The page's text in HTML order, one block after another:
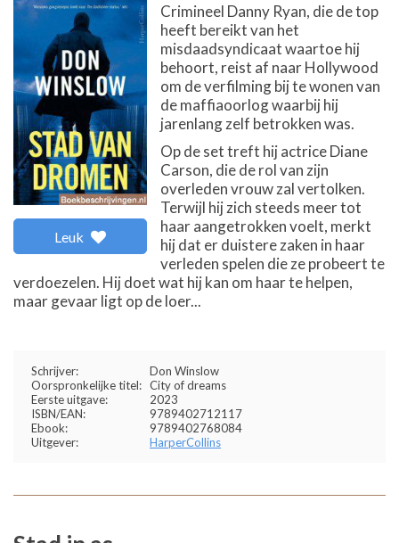
Leuk
Crimineel Danny Ryan, die de top
heeft bereikt van het
misdaadsyndicaat waartoe hij
behoort, reist af naar Hollywood
om de verfilming bij te wonen van
de maffiaoorlog waarbij hij
jarenlang zelf betrokken was.
Op de set treft hij actrice Diane
Carson, die de rol van zijn
overleden vrouw zal vertolken.
Terwijl hij zich steeds meer tot
haar aangetrokken voelt, merkt
hij dat er duistere zaken in haar
verleden spelen die ze probeert te
verdoezelen. Hij doet wat hij kan om haar te helpen,
maar gevaar ligt op de loer...
Schrijver:
Don Winslow
Oorspronkelijke titel: City of dreams
Eerste uitgave:
2023
ISBN/EAN:
9789402712117
Ebook:
9789402768084
Uitgever:
HarperCollins